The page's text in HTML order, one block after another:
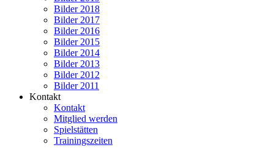
Bilder 2018
Bilder 2017
Bilder 2016
Bilder 2015
Bilder 2014
Bilder 2013
Bilder 2012
Bilder 2011
Kontakt
Kontakt
Mitglied werden
Spielstätten
Trainingszeiten